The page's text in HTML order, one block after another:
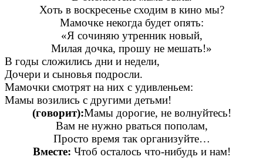
Хоть в воскресенье сходим в кино мы?
Мамочке некогда будет опять:
«Я сочиняю утренник новый,
Милая дочка, прошу не мешать!»
В годы сложились дни и недели,
Дочери и сыновья подросли.
Мамочки смотрят на них с удивленьем:
Мамы возились с другими детьми!
(говорит):Мамы дорогие, не волнуйтесь!
Вам не нужно рваться пополам,
Просто время так организуйте…
Вместе: Чтоб осталось что-нибудь и нам!